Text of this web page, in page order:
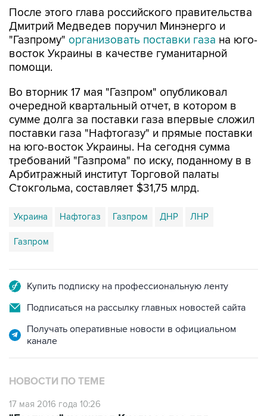
После этого глава российского правительства
Дмитрий Медведев поручил Минэнерго и
"Газпрому" организовать поставки газа на юго-
восток Украины в качестве гуманитарной
помощи.
Во вторник 17 мая "Газпром" опубликовал
очередной квартальный отчет, в котором в
сумме долга за поставки газа впервые сложил
поставки газа "Нафтогазу" и прямые поставки
на юго-восток Украины. На сегодня сумма
требований "Газпрома" по иску, поданному в в
Арбитражный институт Торговой палаты
Стокгольма, составляет $31,75 млрд.
Украина Нафтогаз Газпром ДНР ЛНР
Газпром
Купить подписку на профессиональную ленту
Подписаться на рассылку главных новостей сайта
Получать оперативные новости в официальном
канале
НОВОСТИ ПО ТЕМЕ
17 мая 2016 года 10:26